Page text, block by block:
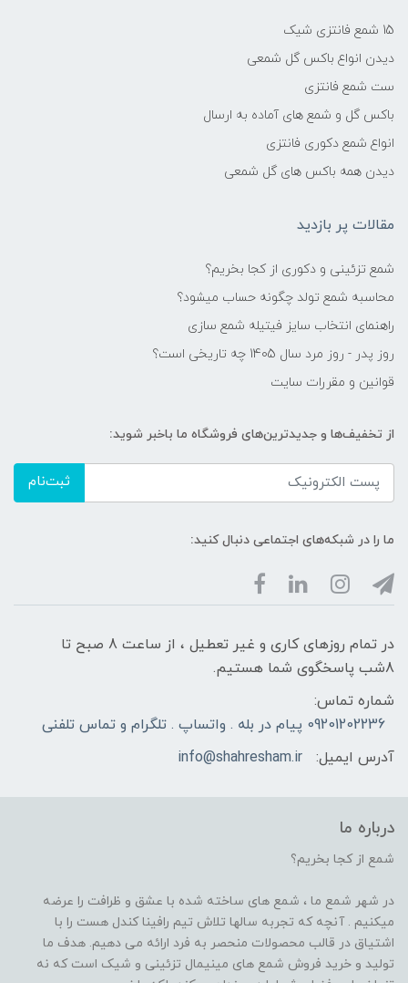
15 شمع فانتزی شیک
دیدن انواع باکس گل شمعی
ست شمع فانتزی
باکس گل و شمع های آماده به ارسال
انواع شمع دکوری فانتزی
دیدن همه باکس های گل شمعی
مقالات پر بازدید
شمع تزئینی و دکوری از کجا بخریم؟
محاسبه شمع تولد چگونه حساب میشود؟
راهنمای انتخاب سایز فیتیله شمع سازی
روز پدر - روز مرد سال 1405 چه تاریخی است؟
قوانین و مقررات سایت
از تخفیف‌ها و جدیدترین‌های فروشگاه ما باخبر شوید:
ثبت‌نام
ما را در شبکه‌های اجتماعی دنبال کنید:
در تمام روزهای کاری و غیر تعطیل ، از ساعت 8 صبح تا
8شب پاسخگوی شما هستیم.
شماره تماس:
09201202236 پیام در بله . واتساپ . تلگرام و تماس تلفنی
آدرس ایمیل:
info@shahresham.ir
درباره ما
شمع از کجا بخریم؟
در شهر شمع ما ، شمع های ساخته شده با عشق و ظرافت را عرضه
میکنیم . آنچه که تجربه سالها تلاش تیم رافینا کندل هست را با
اشتیاق در قالب محصولات منحصر به فرد ارائه می دهیم. هدف ما
تولید و خرید فروش شمع های مینیمال تزئینی و شیک است که نه